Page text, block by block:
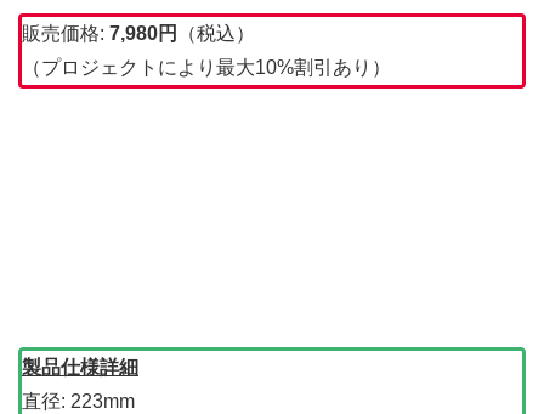
販売価格: 7,980円
（税込）
（プロジェクトにより最大10%割引あり）
製品仕様詳細
直径: 223mm